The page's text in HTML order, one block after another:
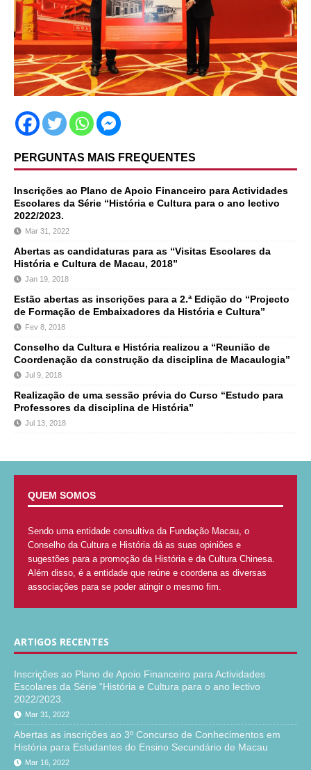
PERGUNTAS MAIS FREQUENTES
Inscrições ao Plano de Apoio Financeiro para Actividades
Escolares da Série “História e Cultura para o ano lectivo
2022/2023.
Mar 31, 2022
Abertas as candidaturas para as “Visitas Escolares da
História e Cultura de Macau, 2018”
Jan 19, 2018
Estão abertas as inscrições para a 2.ª Edição do “Projecto
de Formação de Embaixadores da História e Cultura”
Fev 8, 2018
Conselho da Cultura e História realizou a “Reunião de
Coordenação da construção da disciplina de Macaulogia”
Jul 9, 2018
Realização de uma sessão prévia do Curso “Estudo para
Professores da disciplina de História”
Jul 13, 2018
QUEM SOMOS
Sendo uma entidade consultiva da Fundação Macau, o
Conselho da Cultura e História dá as suas opiniões e
sugestões para a promoção da História e da Cultura Chinesa.
Além disso, é a entidade que reúne e coordena as diversas
associações para se poder atingir o mesmo fim.
ARTIGOS RECENTES
Inscrições ao Plano de Apoio Financeiro para Actividades
Escolares da Série “História e Cultura para o ano lectivo
2022/2023.
Mar 31, 2022
Abertas as inscrições ao 3º Concurso de Conhecimentos em
História para Estudantes do Ensino Secundário de Macau
Mar 16, 2022